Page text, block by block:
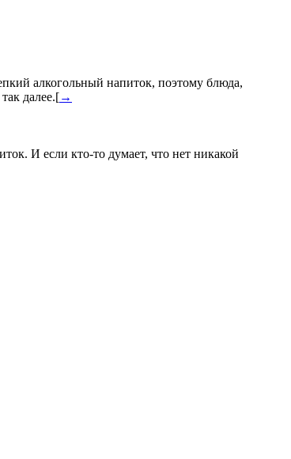
алкогольный напиток, поэтому блюда,
далее.[→
И если кто-то думает, что нет никакой